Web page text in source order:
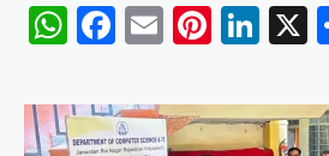
WhatsApp
Facebook
Email X